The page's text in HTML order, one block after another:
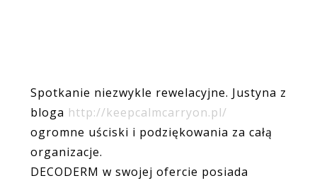
Spotkanie niezwykle rewelacyjne. Justyna z
bloga http://keepcalmcarryon.pl/
ogromne uściski i podziękowania za całą
organizacje.
DECODERM w swojej ofercie posiada